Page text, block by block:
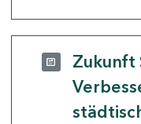
Zukunft